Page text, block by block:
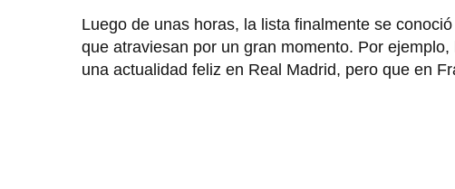
Luego de unas horas, la lista finalmente se
que atraviesan por un gran momento. Por
una actualidad feliz en Real Madrid, pero que en